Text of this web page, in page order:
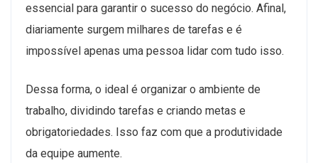
essencial para garantir o sucesso do negócio. Afinal,
diariamente surgem milhares de tarefas e é
impossível apenas uma pessoa lidar com tudo isso.
Dessa forma, o ideal é organizar o ambiente de
trabalho, dividindo tarefas e criando metas e
obrigatoriedades. Isso faz com que a produtividade
da equipe aumente.